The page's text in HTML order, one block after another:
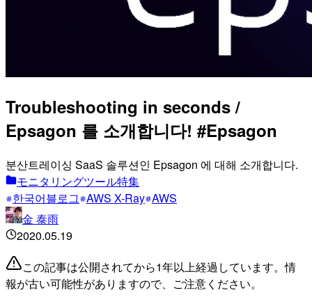
Troubleshooting in seconds /
Epsagon 를 소개합니다! #Epsagon
분산트레이싱 SaaS 솔루션인 Epsagon 에 대해 소개합니다.
モニタリングツール特集
한국어블로그 AWS X-Ray AWS
金 泰雨
2020.05.19
この記事は公開されてから1年以上経過しています。情
報が古い可能性がありますので、ご注意ください。